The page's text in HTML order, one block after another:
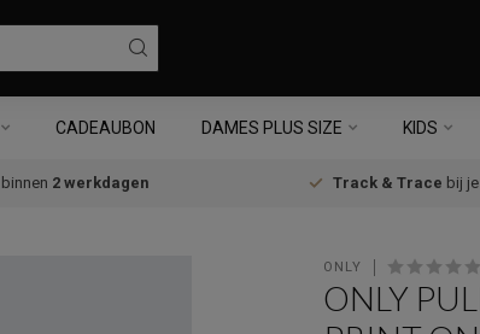
CADEAUBON DAMES PLUS SIZE KIDS
2 werkdagen Track & Trace bij
ONLY
ONLY